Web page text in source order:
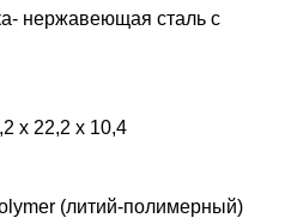
нержавеющая cталь с
х 22,2 х 10,4
(литий-полимерный)